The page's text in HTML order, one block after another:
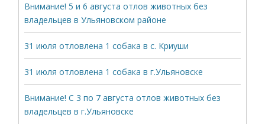
Внимание! 5 и 6 августа отлов животных без
владельцев в Ульяновском районе
31 июля отловлена 1 собака в с. Криуши
31 июля отловлена 1 собака в г.Ульяновске
Внимание! С 3 по 7 августа отлов животных без
владельцев в г.Ульяновске